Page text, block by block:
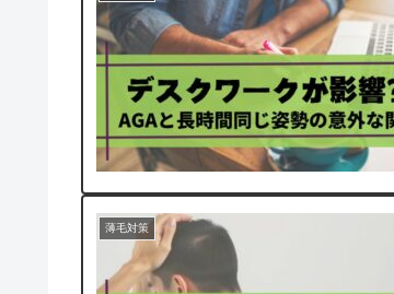
薄毛対策